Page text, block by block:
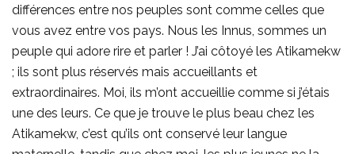
différences entre nos peuples sont comme celles que
vous avez entre vos pays. Nous les Innus, sommes un
peuple qui adore rire et parler ! J’ai côtoyé les Atikamekw
; ils sont plus réservés mais accueillants et
extraordinaires. Moi, ils m’ont accueillie comme si j’étais
une des leurs. Ce que je trouve le plus beau chez les
Atikamekw, c’est qu’ils ont conservé leur langue